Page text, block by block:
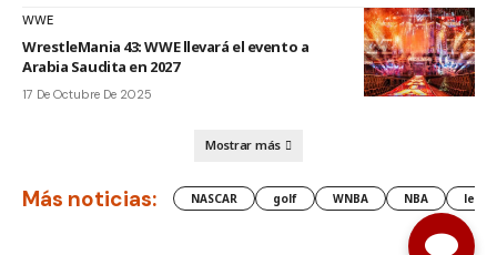
WWE
WrestleMania 43: WWE llevará el evento a
Arabia Saudita en 2027
17 De Octubre De 2025
Mostrar más
Más noticias: NASCAR golf WNBA NBA